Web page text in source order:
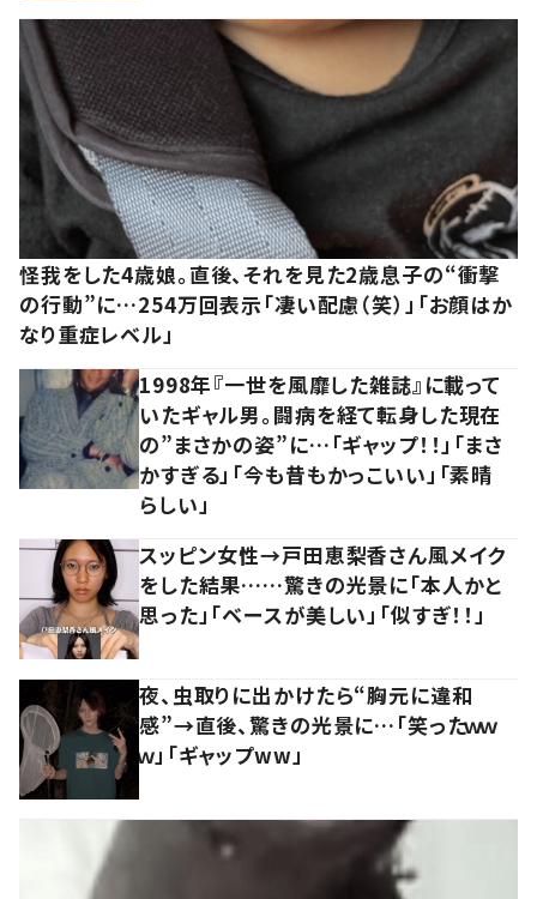
怪我をした4歳娘。直後、それを見た2歳息子の“衝撃
の行動”に…254万回表示「凄い配慮（笑）」「お顔はか
なり重症レベル」
1998年『一世を風靡した雑誌』に載って
いたギャル男。闘病を経て転身した現在
の”まさかの姿”に…「ギャップ！！」「まさ
かすぎる」「今も昔もかっこいい」「素晴
らしい」
スッピン女性→戸田恵梨香さん風メイク
をした結果……驚きの光景に「本人かと
思った」「ベースが美しい」「似すぎ！！」
夜、虫取りに出かけたら“胸元に違和
感”→直後、驚きの光景に…「笑ったｗｗ
ｗ」「ギャップww」